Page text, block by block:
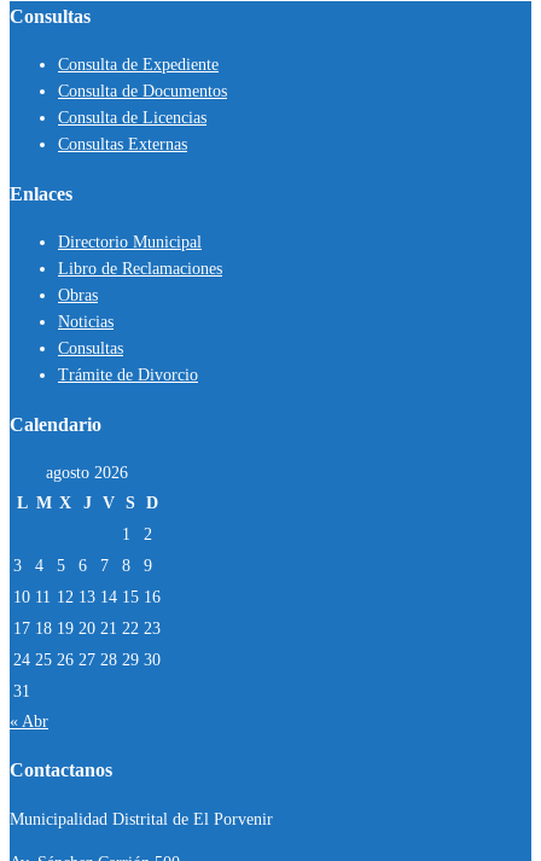
Consultas
Consulta de Expediente
Consulta de Documentos
Consulta de Licencias
Consultas Externas
Enlaces
Directorio Municipal
Libro de Reclamaciones
Obras
Noticias
Consultas
Trámite de Divorcio
Calendario
agosto 2026
L M X J V S D
1
2
3
4 5 6 7 8
9
10 11 12 13 14 15 16
17 18 19 20 21 22 23
24 25 26 27 28 29 30
31
« Abr
Contactanos
Municipalidad Distrital de El Porvenir